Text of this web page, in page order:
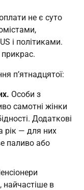
не є суто
і політиками.
п’ятнадцятої:
Особи з
самотні жінки
Додаткові
рік — для них
паливо або
найчастіше в